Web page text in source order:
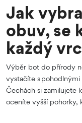
Jak
obuv, se
každý
Výběr bot do přírody
vystačíte s
Čechách si zamilujete
oceníte vyšší pohorky,